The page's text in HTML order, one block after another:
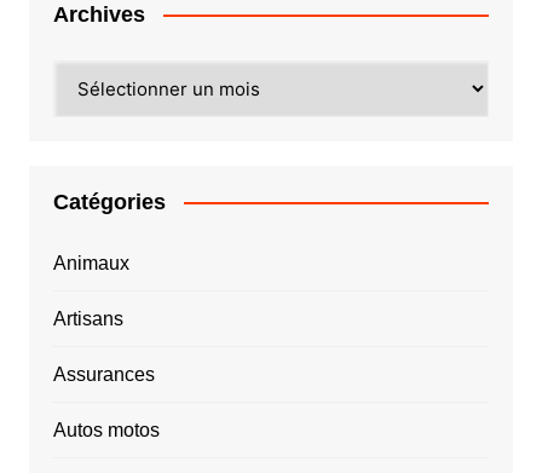
Archives
Catégories
Animaux
Artisans
Assurances
Autos motos